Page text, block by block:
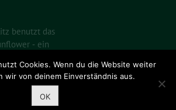
benutzt das
‐ ein
Cookies. Wenn du die Website weiter
wir von deinem Einverständnis aus.
OK